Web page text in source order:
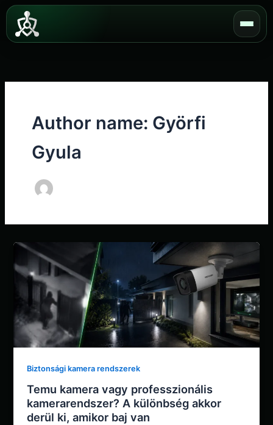
Skip
content
Author name: Györfi
Gyula
Biztonsági kamera rendszerek
Temu kamera vagy professzionális
kamerarendszer? A különbség akkor
derül ki, amikor baj van